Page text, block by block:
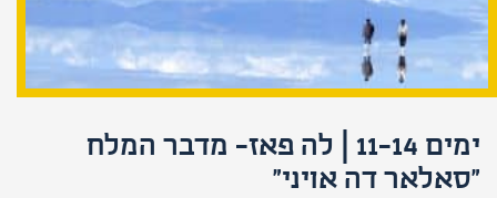
ימים 11-14 | לה פאז- מדבר המלח
"סאלאר דה אויני"